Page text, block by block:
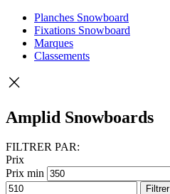
Planches Snowboard
Fixations Snowboard
Marques
Classements
Amplid Snowboards
FILTRER PAR:
Prix
Prix min
Filtrer